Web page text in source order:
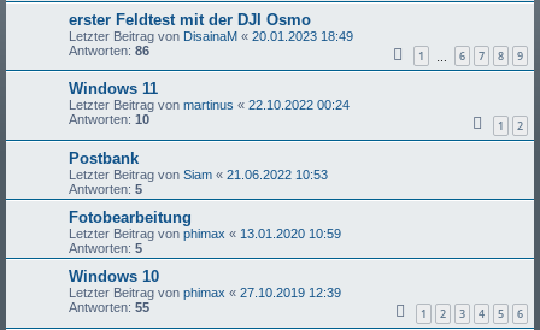
erster Feldtest mit der DJI Osmo
Letzter Beitrag von DisainaM « 20.01.2023 18:49
Antworten: 86 1 6 7 8 9
Windows 11
Letzter Beitrag von martinus « 22.10.2022 00:24
Antworten: 10 1 2
Postbank
Letzter Beitrag von Siam « 21.06.2022 10:53
Antworten: 5
Fotobearbeitung
Letzter Beitrag von phimax « 13.01.2020 10:59
Antworten: 5
Windows 10
Letzter Beitrag von phimax « 27.10.2019 12:39
Antworten: 55 1 2 3 4 5 6